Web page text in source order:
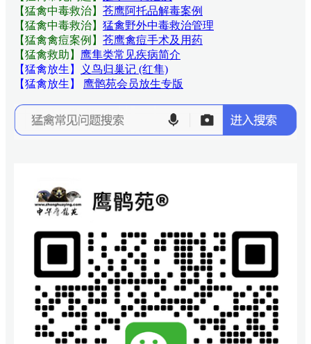
【猛禽中毒救治】 苍鹰阿托品解毒案例
【猛禽中毒救治】 猛禽野外中毒救治管理
【猛禽禽痘案例】 苍鹰禽痘手术及用药
【猛禽救助】 鹰隼类常见疾病简介
【猛禽放生】
义鸟归巢记 (红隼)
【猛禽放生】
鹰鹘苑会员放生专版